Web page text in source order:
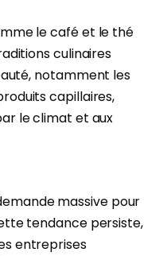
le café et le thé
culinaires
notamment les
capillaires,
le climat et aux
massive pour
tendance persiste,
entreprises